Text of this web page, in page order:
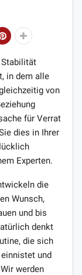
Stabilität
in dem alle
von
für Verrat
dies in Ihrer
Experten.
die
Wunsch,
und bis
denkt
die sich
und
werden